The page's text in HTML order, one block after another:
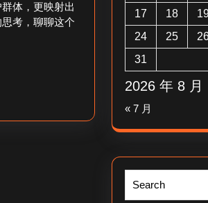
体，更映射出
考，聊聊这个
2026 年 8 月
17
18
24
25
31
« 7 月